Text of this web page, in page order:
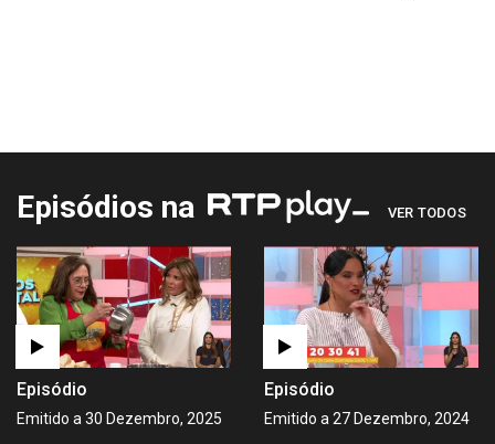
Episódios na VER TODOS
Episódio
Emitido a 30 Dezembro, 2025
Episódio
Emitido a 27 Dezembro, 2024